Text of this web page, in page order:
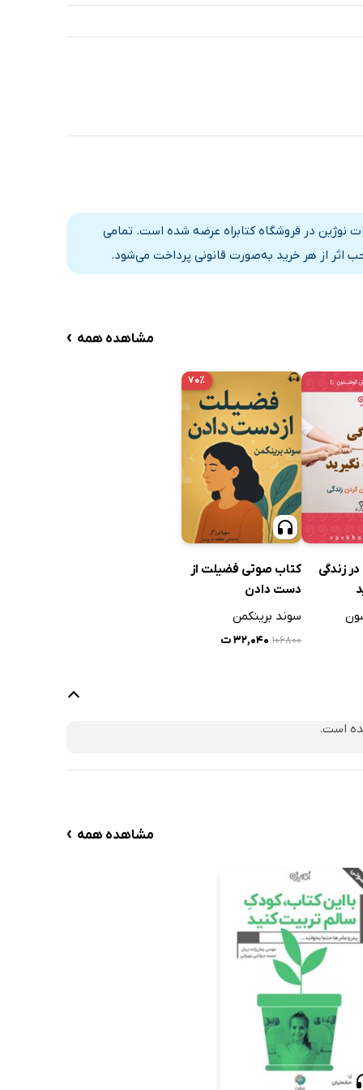
نوژین در فروشگاه کتابراه عرضه شده است. تمامی
اثر از هر خرید به‌صورت قانونی پرداخت می‌شود.
مشاهده همه ›
زندگی
۷۰٪
کتاب صوتی فضیلت از
دست دادن
سوند برینکمن
۱۰۶۸۰۰ ۳۲,۰۴۰ ت
است.
مشاهده همه ›